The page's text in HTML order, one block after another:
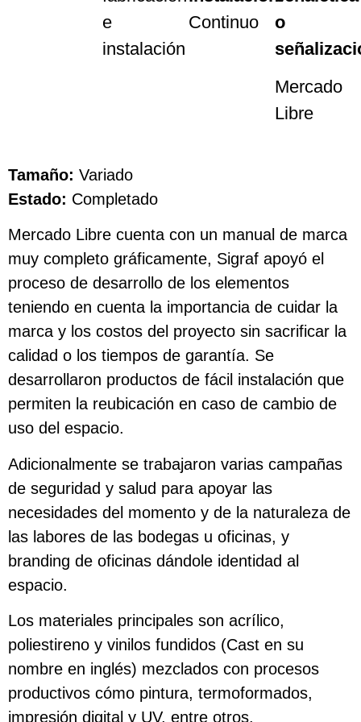
e
instalación
Continuo
o
Mercado
Libre
Tamaño: Variado
Estado: Completado
Mercado Libre cuenta con un manual de marca
muy completo gráficamente, Sigraf apoyó el
proceso de desarrollo de los elementos
teniendo en cuenta la importancia de cuidar la
marca y los costos del proyecto sin sacrificar la
calidad o los tiempos de garantía. Se
desarrollaron productos de fácil instalación que
permiten la reubicación en caso de cambio de
uso del espacio.
Adicionalmente se trabajaron varias campañas
de seguridad y salud para apoyar las
necesidades del momento y de la naturaleza de
las labores de las bodegas u oficinas, y
branding de oficinas dándole identidad al
espacio.
Los materiales principales son acrílico,
poliestireno y vinilos fundidos (Cast en su
nombre en inglés) mezclados con procesos
productivos cómo pintura, termoformados,
impresión digital y UV, entre otros.